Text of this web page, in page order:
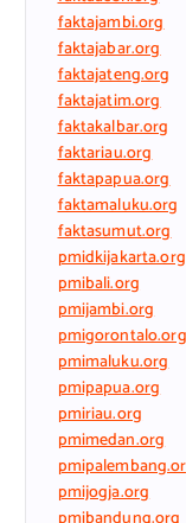
faktajambi.org
faktajabar.org
faktajateng.org
faktajatim.org
faktakalbar.org
faktariau.org
faktapapua.org
faktamaluku.org
faktasumut.org
pmidkijakarta.org
pmibali.org
pmijambi.org
pmigorontalo.org
pmimaluku.org
pmipapua.org
pmiriau.org
pmimedan.org
pmijogja.org